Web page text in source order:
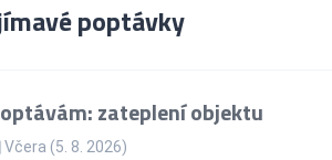
poptávky
zateplení objektu
Včera (5. 8. 2026)